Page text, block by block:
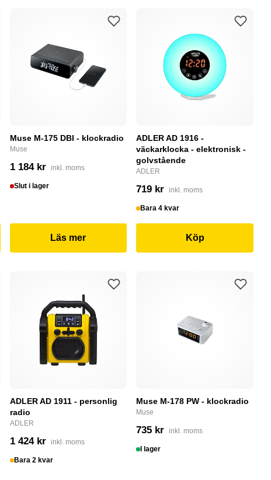
Muse M-175 DBI - klockradio
Muse
1 184 kr inkl. moms
Slut i lager
Läs mer
ADLER AD 1916 -
väckarklocka - elektronisk -
golvstående
ADLER
719 kr inkl. moms
Bara 4 kvar
Köp
ADLER AD 1911 - personlig
radio
ADLER
1 424 kr inkl. moms
Bara 2 kvar
Muse M-178 PW - klockradio
Muse
735 kr inkl. moms
I lager